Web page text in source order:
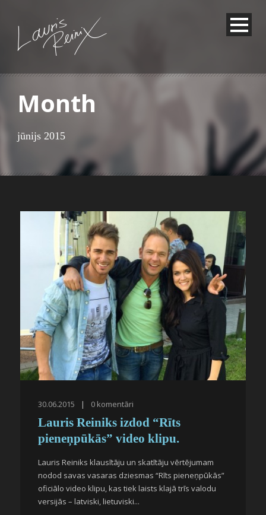
Month
jūnijs 2015
30.06.2015 | 0 komentāri
Lauris Reiniks izdod “Rīts
pieneņpūkās” video klipu.
Lauris Reiniks klausītāju un skatītāju vērtējumam
nodod savas vasaras dziesmas “Rīts pieneņpūkās”
oficiālo video klipu, kas tiek laists klajā trīs valodu
versijās – latviski, lietuviski...